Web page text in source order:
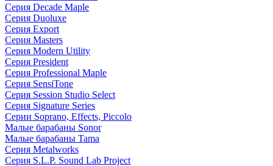
Серия Decade Maple
Серия Duoluxe
Серия Export
Серия Masters
Серия Modern Utility
Серия President
Серия Professional Maple
Серия SensiTone
Серия Session Studio Select
Серия Signature Series
Серии Soprano, Effects, Piccolo
Малые барабаны Sonor
Малые барабаны Tama
Серия Metalworks
Серия S.L.P. Sound Lab Project